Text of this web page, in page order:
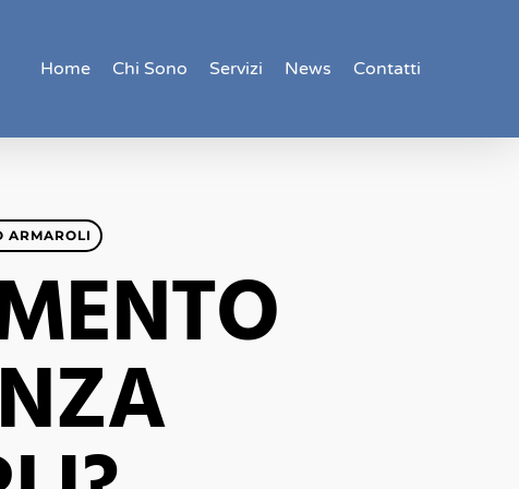
Home Chi Sono Servizi News Contatti
ARMAROLI